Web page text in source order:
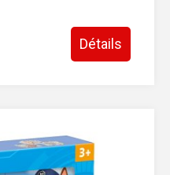
Détails